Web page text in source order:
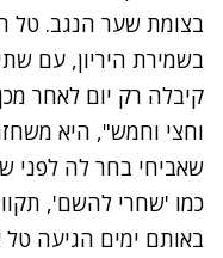
בצומת שער הנגב. טל
בשמירת היריון, עם
קיבלה רק יום לאחר
וחצי וחמש", היא
שאביחי בחר לה לפני
כמו 'שחרי להשם',
באותם ימים הגיעה טל